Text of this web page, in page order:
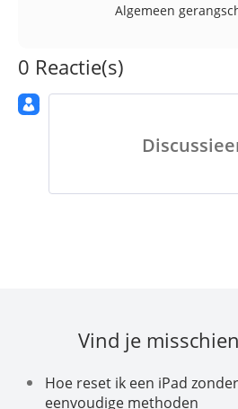
Algemeen
0 Reactie(s)
Vind je
Hoe reset ik een iPad
eenvoudige methoden